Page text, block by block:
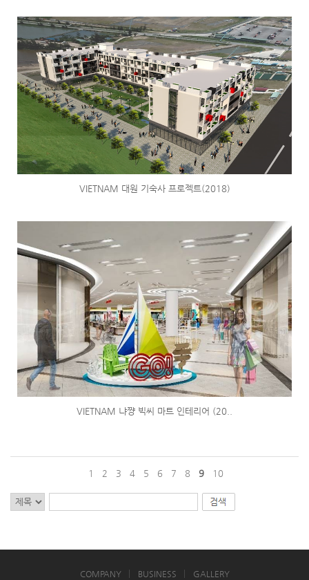
VIETNAM 대원 기숙사 프로젝트(2018)
VIETNAM 냐쨩 빅씨 마트 인테리어 (20..
1 2 3 4 5 6 7 8 9 10
COMPANY BUSINESS GALLERY